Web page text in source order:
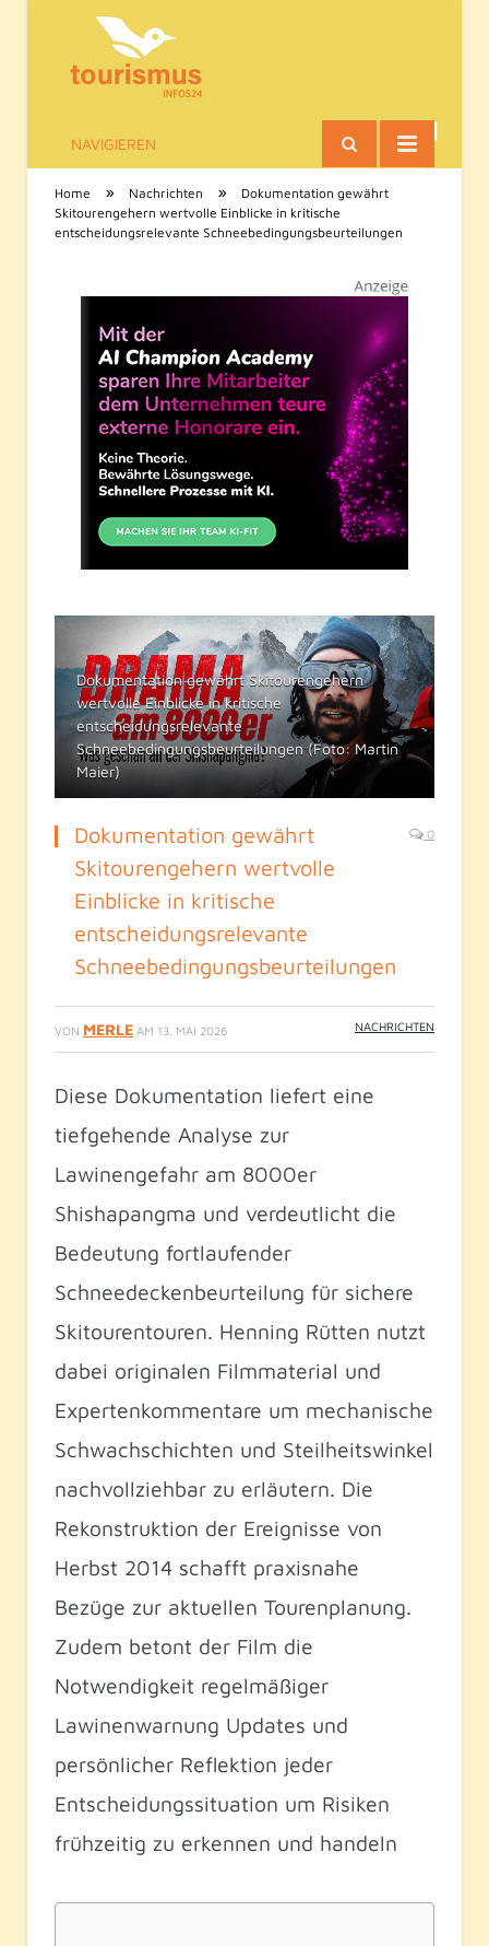
Tourismus-Infos
NAVIGIEREN
Home » Nachrichten »
Dokumentation gewährt
Skitourengehern wertvolle Einblicke in kritische
entscheidungsrelevante Schneebedingungsbeurteilungen
Dokumentation gewährt Skitourengehern
wertvolle Einblicke in kritische
entscheidungsrelevante
Schneebedingungsbeurteilungen (Foto: Martin
Maier)
Dokumentation gewährt
Skitourengehern wertvolle
Einblicke in kritische
entscheidungsrelevante
Schneebedingungsbeurteilungen
0
VON MERLE AM 13. MAI 2026 NACHRICHTEN
Diese Dokumentation liefert eine
tiefgehende Analyse zur
Lawinengefahr am 8000er
Shishapangma und verdeutlicht die
Bedeutung fortlaufender
Schneedeckenbeurteilung für sichere
Skitourentouren. Henning Rütten nutzt
dabei originalen Filmmaterial und
Expertenkommentare um mechanische
Schwachschichten und Steilheitswinkel
nachvollziehbar zu erläutern. Die
Rekonstruktion der Ereignisse von
Herbst 2014 schafft praxisnahe
Bezüge zur aktuellen Tourenplanung.
Zudem betont der Film die
Notwendigkeit regelmäßiger
Lawinenwarnung Updates und
persönlicher Reflektion jeder
Entscheidungssituation um Risiken
frühzeitig zu erkennen und handeln